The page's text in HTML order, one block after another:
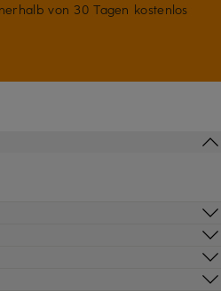
von 30 Tagen kostenlos